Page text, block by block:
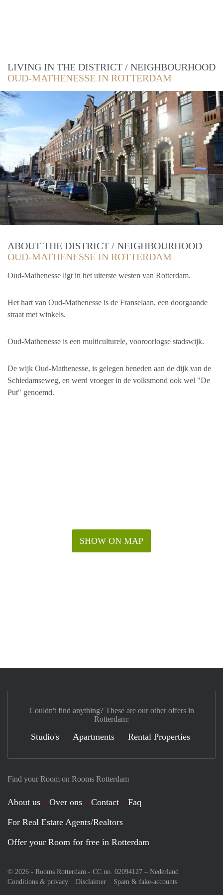
LIVING IN THE DISTRICT / NEIGHBOURHOOD
OUD-MATHENESSE IN ROTTERDAM
ABOUT THE DISTRICT / NEIGHBOURHOOD
OUD-MATHENESSE IN ROTTERDAM
Oud-Mathenesse ligt in het uiterste westen van Rotterdam.
Het hart van Oud-Mathenesse is de Franselaan, een doorgaande
straat met winkels.
Oud-Mathenesse is een multiculturele, vooroorlogse stadswijk.
De wijk Oud-Mathenesse, is gelegen beneden aan de dijk van de
Schiedamseweg, en werd vroeger in de volksmond ook wel "De
Put" genoemd.
SHOW ON MAP
Find your Room on Rooms Rotterdam
About us Over ons Contact
Faq
For Real Estate Agents/Realtors
Offer your Room for free in Rotterdam
© 2026 - Rooms Rotterdam - CC no. 02094127 – Nederland
Conditions & privacy
Disclaimer Spam & fake-accounts
Couldn't find anything? These are our other offers in
Rotterdam:
Studio's Apartments Rental Properties